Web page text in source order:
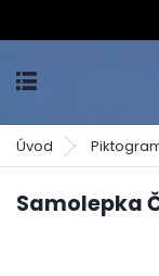
Úvod
Samolepka